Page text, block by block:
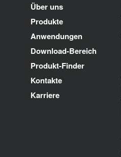
Über uns
Produkte
Anwendungen
Download-Bereich
Produkt-Finder
Kontakte
Karriere